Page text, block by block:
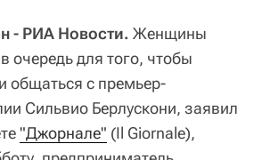
- РИА Новости. Женщины
очередь для того, чтобы
общаться с премьер-
Сильвио Берлускони, заявил
"Джорнале" (Il Giornale),